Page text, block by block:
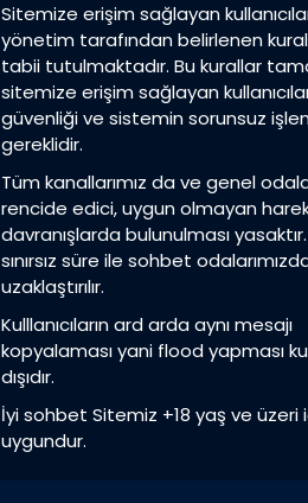
Sitemize erişim sağlayan
yönetim tarafından belirlenen
tabii tutulmaktadır. Bu kurallar
sitemize erişim sağlayan
güvenliği ve sistemin sorunsuz
gereklidir.
Tüm kanallarımız da ve genel
rencide edici, uygun olmayan
davranışlarda bulunulması yasaktır.
sınırsız süre ile sohbet
uzaklaştırılır.
Kulllanıcıların ard arda aynı mesajı
kopyalaması yani flood yapması
dışıdır.
İyi sohbet Sitemiz +18 yaş ve üzeri
uygundur.